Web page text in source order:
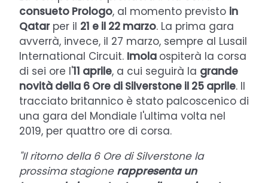
consueto Prologo, al momento previsto in
Qatarper il 21 e il 22 marzo. La prima gara
avverrà, invece, il 27 marzo, sempre al Lusail
International Circuit. Imola ospiterà la corsa
di sei ore l'11 aprile, a cui seguirà la grande
novità della 6 Ore di Silverstone il 25 aprile. Il
tracciato britannico è stato palcoscenico di
una gara del Mondiale l'ultima volta nel
2019, per quattro ore di corsa.
"Il ritorno della 6 Ore di Silverstone la
prossima stagione rappresenta un